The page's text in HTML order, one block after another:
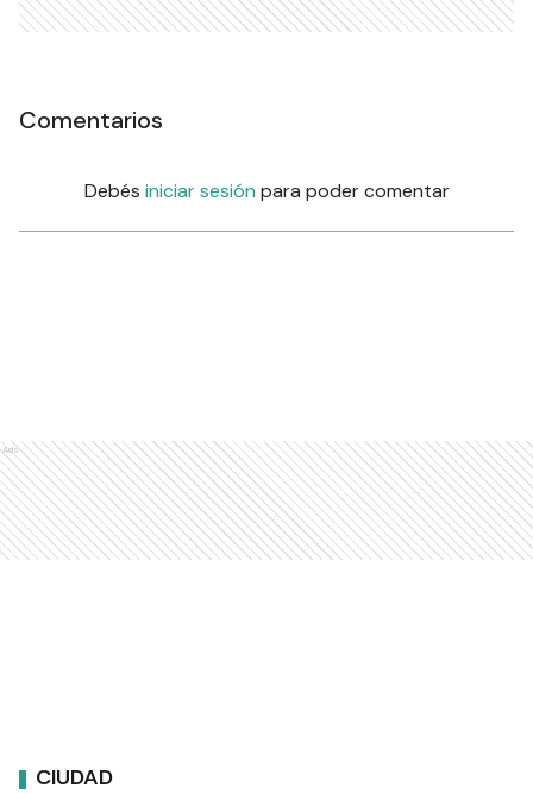
Comentarios
Debés iniciar sesión para poder comentar
Ads
CIUDAD